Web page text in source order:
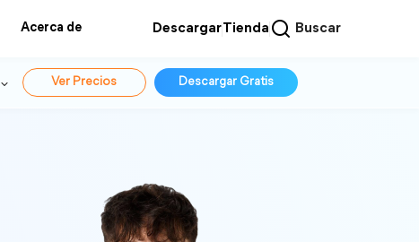
Acerca de DescargarTienda Buscar
Ver Precios Descargar Gratis